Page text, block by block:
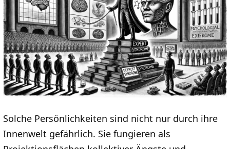
Solche Persönlichkeiten sind nicht nur durch ihre
Innenwelt gefährlich. Sie fungieren als